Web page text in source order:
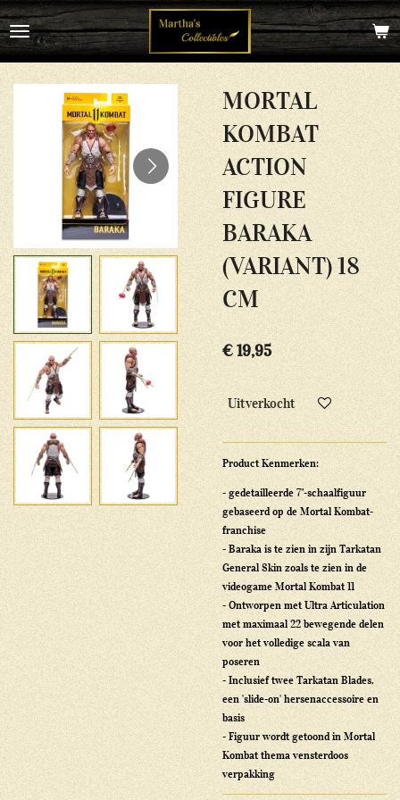
Ga
direct
naar
hoofdinhoud
MORTAL
KOMBAT
ACTION
FIGURE
BARAKA
(VARIANT) 18
CM
€ 19,95
Uitverkocht
Product Kenmerken:
- gedetailleerde 7"-schaalfiguur
gebaseerd op de Mortal Kombat-
franchise
- Baraka is te zien in zijn Tarkatan
General Skin zoals te zien in de
videogame Mortal Kombat 11
- Ontworpen met Ultra Articulation
met maximaal 22 bewegende delen
voor het volledige scala van
poseren
- Inclusief twee Tarkatan Blades,
een 'slide-on' hersenaccessoire en
basis
- Figuur wordt getoond in Mortal
Kombat thema vensterdoos
verpakking